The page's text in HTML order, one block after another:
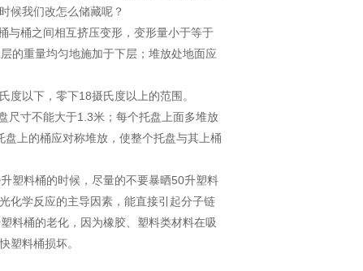
候我们改怎么储藏呢？
与桶之间相互挤压变形，变形量小于等于
的重量均匀地施加于下层；堆放处地面应
以下，零下18摄氏度以上的范围。
尺寸不能大于1.3米；每个托盘上面多堆放
上的桶应对称堆放，使整个托盘与其上桶
塑料桶的时候，尽量的不要暴晒50升塑料
化学反应的主导因素，能直接引起分子链
料桶的老化，因为橡胶、塑料类材料在吸
塑料桶损坏。